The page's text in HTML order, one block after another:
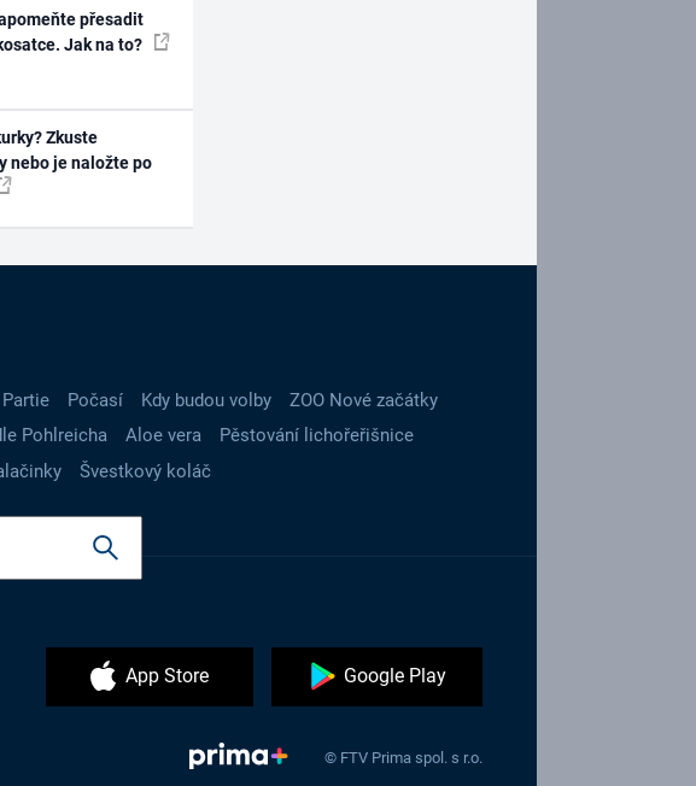
přesadit
Jak na to?
Zkuste
nebo je naložte po
Partie Počasí Kdy budou volby
ZOO Nové začátky
Pohlreicha Aloe vera
Pěstování lichořeřišnice
Švestkový koláč
App Store Google Play
© FTV Prima spol. s r.o.